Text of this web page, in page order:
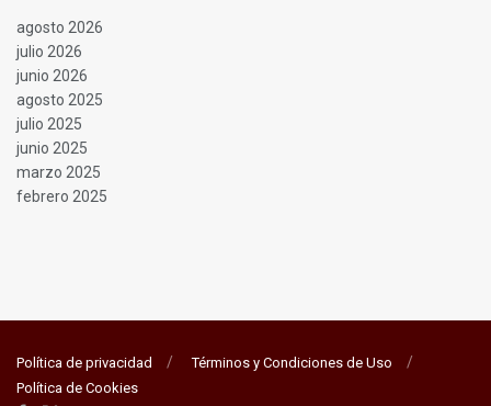
agosto 2026
julio 2026
junio 2026
agosto 2025
julio 2025
junio 2025
marzo 2025
febrero 2025
Política de privacidad
Términos y Condiciones de Uso
Política de Cookies